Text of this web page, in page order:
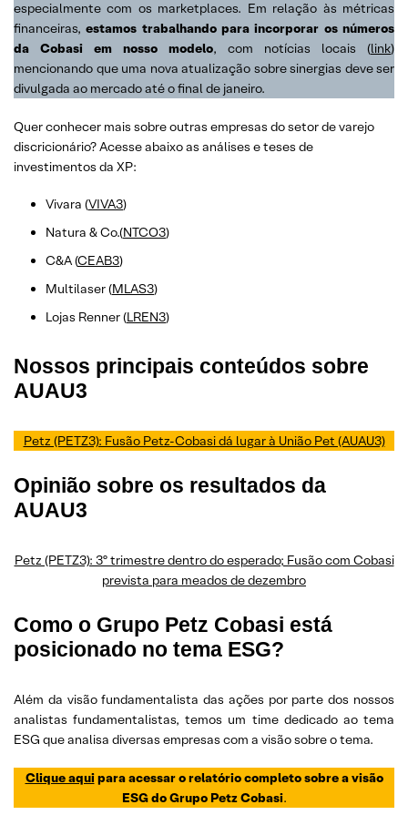
especialmente com os marketplaces. Em relação às métricas
financeiras,estamos trabalhando para incorporar os números
da Cobasi em nosso modelo, com notícias locais (link)
mencionando que uma nova atualização sobre sinergias deve ser
divulgada ao mercado até o final de janeiro.
Quer conhecer mais sobre outras empresas do setor de varejo
discricionário? Acesse abaixo as análises e teses de
investimentos da XP:
Vivara (VIVA3)
Natura & Co.(NTCO3)
C&A (CEAB3)
Multilaser (MLAS3)
Lojas Renner (LREN3)
Nossos principais conteúdos sobre
AUAU3
Petz (PETZ3): Fusão Petz-Cobasi dá lugar à União Pet (AUAU3)
Opinião sobre os resultados da
AUAU3
Petz (PETZ3): 3º trimestre dentro do esperado; Fusão com Cobasi
prevista para meados de dezembro
Como o Grupo Petz Cobasi está
posicionado no tema ESG?
Além da visão fundamentalista das ações por parte dos nossos
analistas fundamentalistas, temos um time dedicado ao tema
ESG que analisa diversas empresas com a visão sobre o tema.
Clique aquipara acessar o relatório completo sobre a visão
ESG do Grupo Petz Cobasi.